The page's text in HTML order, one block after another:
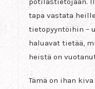
tapa vastata
tietopyyntöihin –
haluavat tietää,
heistä on
Tämä on ihan